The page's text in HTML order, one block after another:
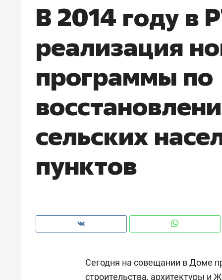
В 2014 году в
реализация
программы по
сельских
пунктов
Сегодня на совещании в Доме
строительства, архитектуры и
правил, бизнес может
потерять минимум
Как бизнесу выйти на зарубежные
чем интересен Оман?
создают оазис жилого
комфорта под Казанью
ID